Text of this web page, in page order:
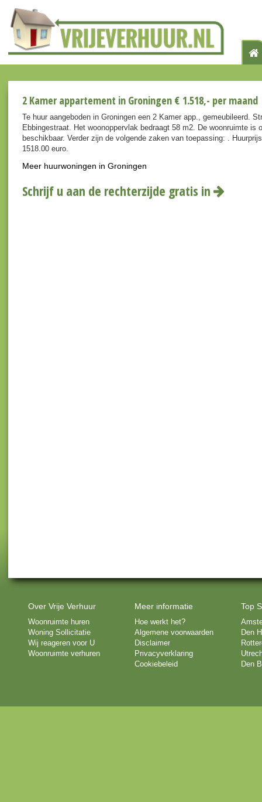
2 Kamer appartement in Groningen € 1.518,- per maand
Te huur aangeboden in Groningen een 2 Kamer app., gemeubileerd.
Ebbingestraat. Het woonoppervlak bedraagt 58 m2. De woonruimte is
beschikbaar. Verder zijn de volgende zaken van toepassing: .
1518.00 euro.
Meer huurwoningen in Groningen
Schrijf u aan de rechterzijde gratis in
Over Vrije Verhuur
Woonruimte huren
Woning Sollicitatie
Wij reageren voor U
Woonruimte verhuren
Meer informatie
Hoe werkt het?
Algemene voorwaarden
Disclaimer
Privacyverklaring
Cookiebeleid
Top
Den
Den